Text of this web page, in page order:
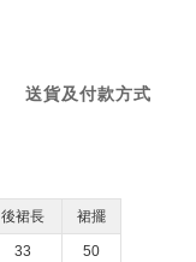
送貨及付款方式
後裙長 裙擺
33 50